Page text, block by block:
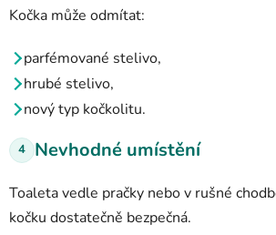
Kočka může odmítat:
parfémované stelivo,
hrubé stelivo,
nový typ kočkolitu.
4 Nevhodné umístění
Toaleta vedle pračky nebo v rušné
kočku dostatečně bezpečná.